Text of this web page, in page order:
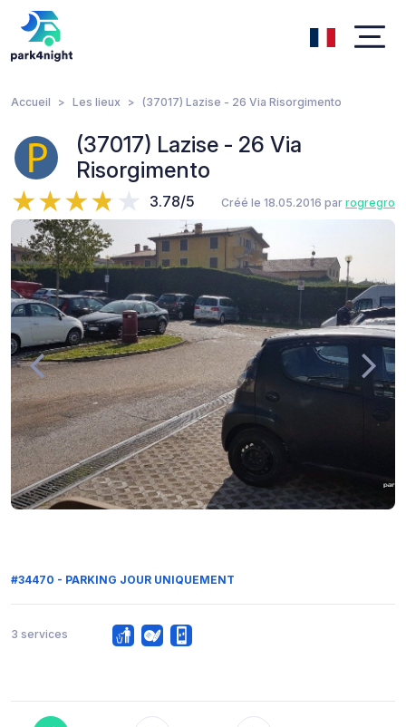
Accueil Les lieux (37017) Lazise - 26 Via Risorgimento
(37017) Lazise - 26 Via
Risorgimento
3.78/5 Créé le 18.05.2016 par rogregro
#34470 - PARKING JOUR UNIQUEMENT
3 services